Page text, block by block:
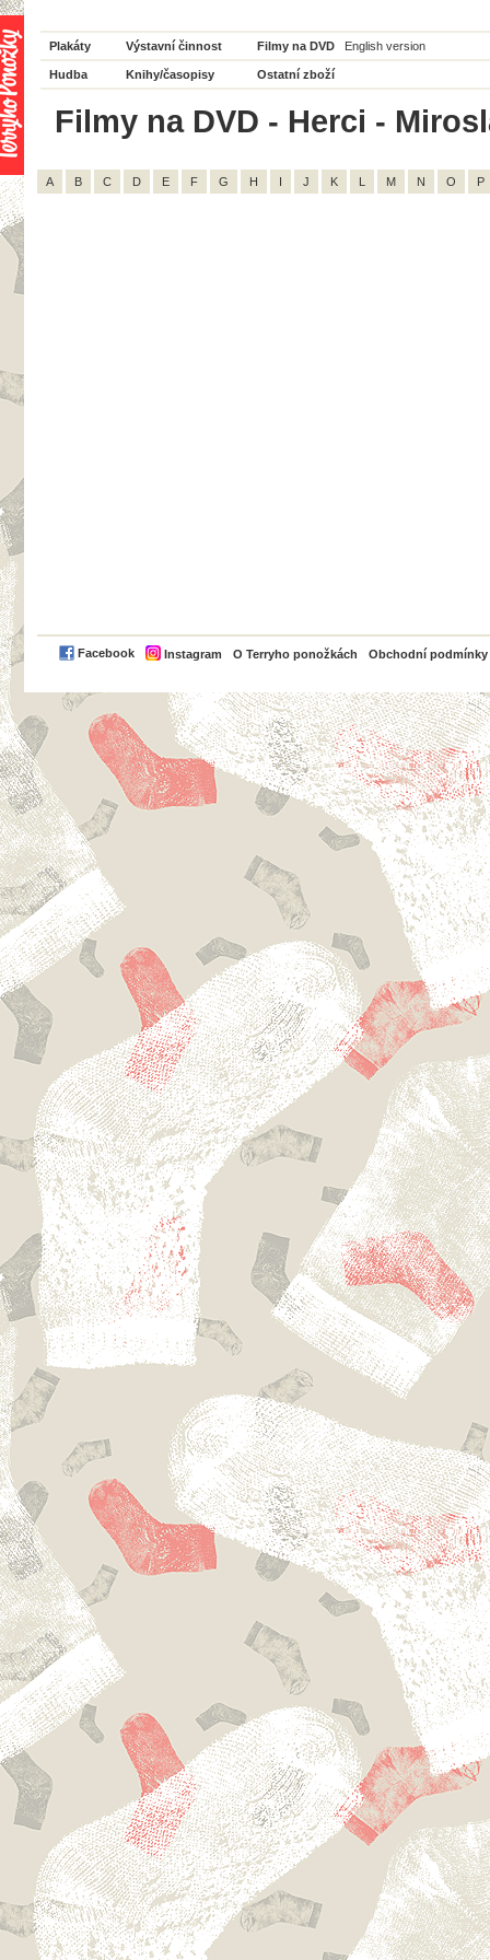
Plakáty Výstavní činnost Filmy na DVD English version
Hudba Knihy/časopisy Ostatní zboží
Filmy na DVD - Herci -
A B C D E F G H I J K L M N O P
Facebook Instagram O Terryho ponožkách Obchodní podmínky
PayPal